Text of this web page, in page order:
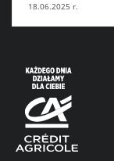
18.06.2025 r.